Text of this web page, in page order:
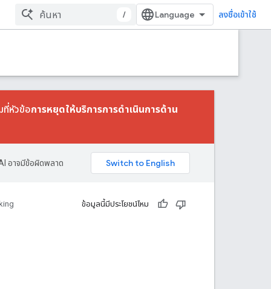
/ ลงชื่อเข้าใช้
ที่หัวข้อการหยุดให้บริการการดําเนินการด้าน
อาจมีข้อผิดพลาด
ข้อมูลนี้มีประโยชน์ไหม